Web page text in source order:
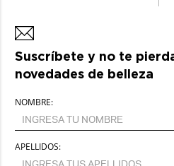
Suscríbete y no te
novedades de belleza
NOMBRE:
APELLIDOS: